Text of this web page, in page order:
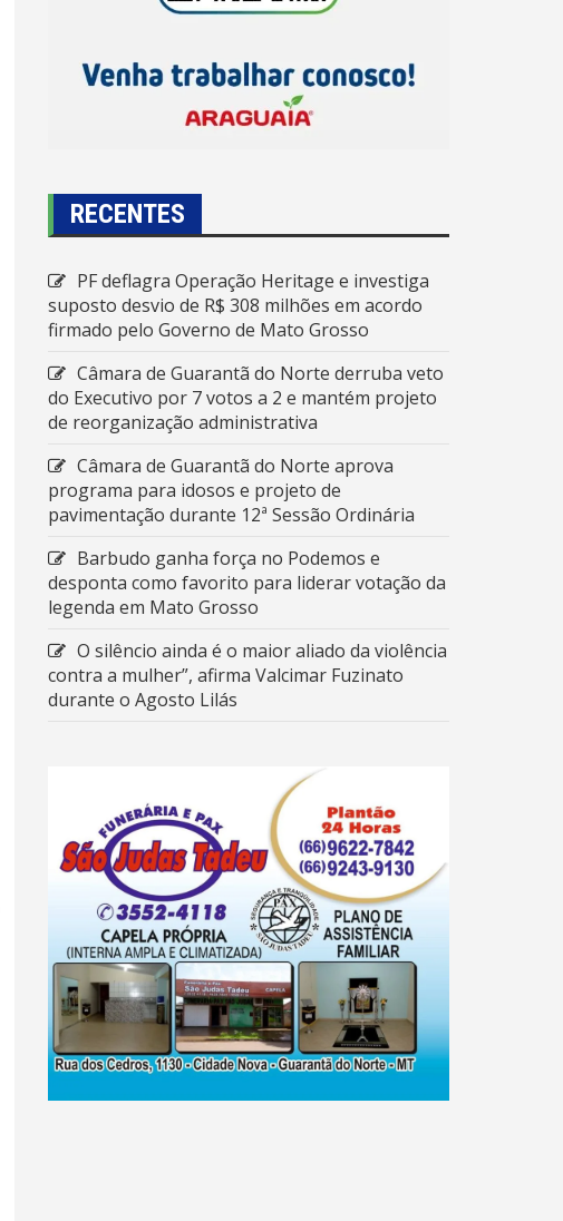
RECENTES
PF deflagra Operação Heritage e investiga
suposto desvio de R$ 308 milhões em acordo
firmado pelo Governo de Mato Grosso
Câmara de Guarantã do Norte derruba veto
do Executivo por 7 votos a 2 e mantém projeto
de reorganização administrativa
Câmara de Guarantã do Norte aprova
programa para idosos e projeto de
pavimentação durante 12ª Sessão Ordinária
Barbudo ganha força no Podemos e
desponta como favorito para liderar votação da
legenda em Mato Grosso
O silêncio ainda é o maior aliado da violência
contra a mulher”, afirma Valcimar Fuzinato
durante o Agosto Lilás